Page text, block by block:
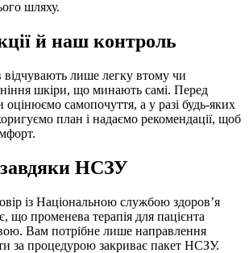
шляху.
й наш контроль
відчувають лише легку втому чи
шкіри, що минають самі. Перед
самопочуття, а у разі будь-яких
план і надаємо рекомендації, щоб
НСЗУ
із Національною службою здоров’я
що променева терапія для пацієнта
Вам потрібне лише направлення
за процедурою закриває пакет НСЗУ.